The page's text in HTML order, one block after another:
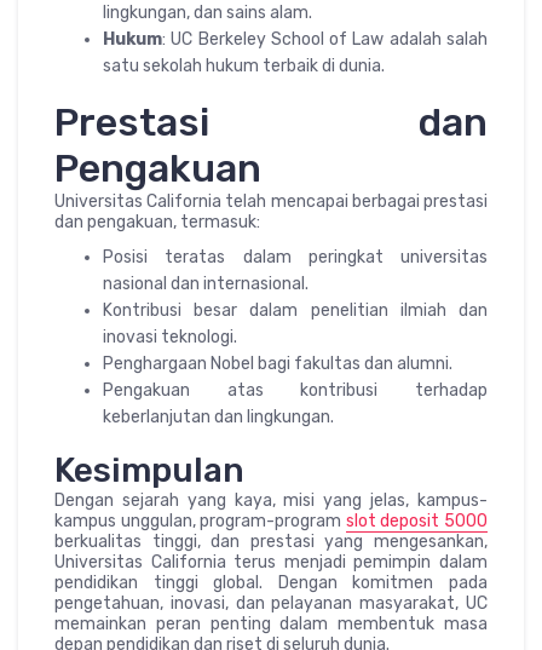
lingkungan, dan sains alam.
Hukum: UC Berkeley School of Law adalah salah
satu sekolah hukum terbaik di dunia.
Prestasi dan
Pengakuan
Universitas California telah mencapai berbagai prestasi
dan pengakuan, termasuk:
Posisi teratas dalam peringkat universitas
nasional dan internasional.
Kontribusi besar dalam penelitian ilmiah dan
inovasi teknologi.
Penghargaan Nobel bagi fakultas dan alumni.
Pengakuan atas kontribusi terhadap
keberlanjutan dan lingkungan.
Kesimpulan
Dengan sejarah yang kaya, misi yang jelas, kampus-
kampus unggulan, program-program slot deposit 5000
berkualitas tinggi, dan prestasi yang mengesankan,
Universitas California terus menjadi pemimpin dalam
pendidikan tinggi global. Dengan komitmen pada
pengetahuan, inovasi, dan pelayanan masyarakat, UC
memainkan peran penting dalam membentuk masa
depan pendidikan dan riset di seluruh dunia.